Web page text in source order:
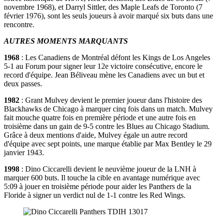
novembre 1968), et Darryl Sittler, des Maple Leafs de Toronto (7
février 1976), sont les seuls joueurs à avoir marqué six buts dans une
rencontre.
AUTRES MOMENTS MARQUANTS
1968 : Les Canadiens de Montréal défont les Kings de Los Angeles
5-1 au Forum pour signer leur 12e victoire consécutive, encore le
record d'équipe. Jean Béliveau mène les Canadiens avec un but et
deux passes.
1982 : Grant Mulvey devient le premier joueur dans l'histoire des
Blackhawks de Chicago à marquer cinq fois dans un match. Mulvey
fait mouche quatre fois en première période et une autre fois en
troisième dans un gain de 9-5 contre les Blues au Chicago Stadium.
Grâce à deux mentions d'aide, Mulvey égale un autre record
d'équipe avec sept points, une marque établie par Max Bentley le 29
janvier 1943.
1998 : Dino Ciccarelli devient le neuvième joueur de la LNH à
marquer 600 buts. Il touche la cible en avantage numérique avec
5:09 à jouer en troisième période pour aider les Panthers de la
Floride à signer un verdict nul de 1-1 contre les Red Wings.